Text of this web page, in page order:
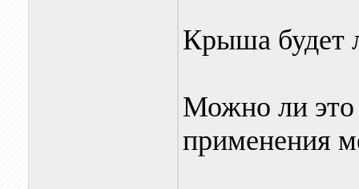
Крыша будет
Можно ли это
применения